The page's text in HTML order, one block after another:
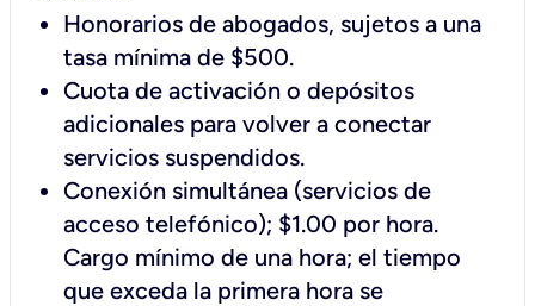
Honorarios de abogados, sujetos a una
tasa mínima de $500.
Cuota de activación o depósitos
adicionales para volver a conectar
servicios suspendidos.
Conexión simultánea (servicios de
acceso telefónico); $1.00 por hora.
Cargo mínimo de una hora; el tiempo
que exceda la primera hora se